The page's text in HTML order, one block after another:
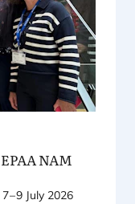
EPAANAM
7–9 July 2026